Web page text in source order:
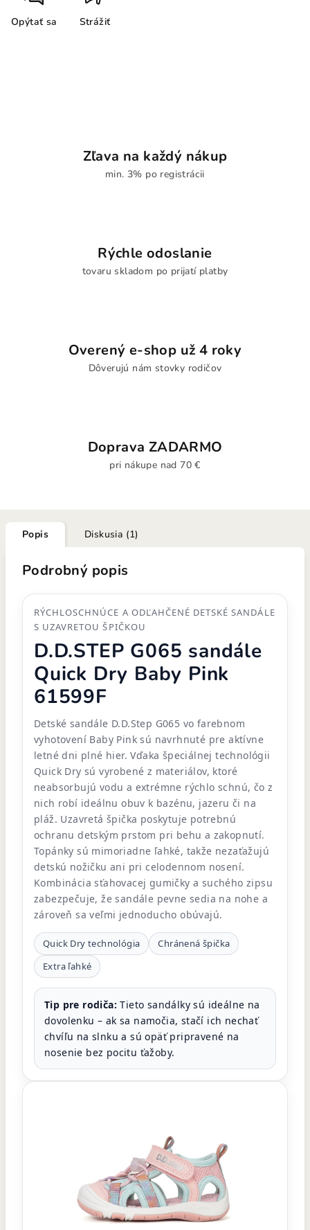
Opýtať sa Strážiť
Zľava na každý nákup
min. 3% po registrácii
Rýchle odoslanie
tovaru skladom po prijatí platby
Overený e-shop už 4 roky
Dôverujú nám stovky rodičov
Doprava ZADARMO
pri nákupe nad 70 €
Popis Diskusia (1)
Podrobný popis
RÝCHLOSCHNÚCE A ODĽAHČENÉ DETSKÉ SANDÁLE
S UZAVRETOU ŠPIČKOU
D.D.STEP G065 sandále
Quick Dry Baby Pink
61599F
Detské sandále D.D.Step G065 vo farebnom
vyhotovení Baby Pink sú navrhnuté pre aktívne
letné dni plné hier. Vďaka špeciálnej technológii
Quick Dry sú vyrobené z materiálov, ktoré
neabsorbujú vodu a extrémne rýchlo schnú, čo z
nich robí ideálnu obuv k bazénu, jazeru či na
pláž. Uzavretá špička poskytuje potrebnú
ochranu detským prstom pri behu a zakopnutí.
Topánky sú mimoriadne ľahké, takže nezaťažujú
detskú nožičku ani pri celodennom nosení.
Kombinácia sťahovacej gumičky a suchého zipsu
zabezpečuje, že sandále pevne sedia na nohe a
zároveň sa veľmi jednoducho obúvajú.
Quick Dry technológia
Chránená špička
Extra ľahké
Tip pre rodiča: Tieto sandálky sú ideálne na
dovolenku – ak sa namočia, stačí ich nechať
chvíľu na slnku a sú opäť pripravené na
nosenie bez pocitu ťažoby.